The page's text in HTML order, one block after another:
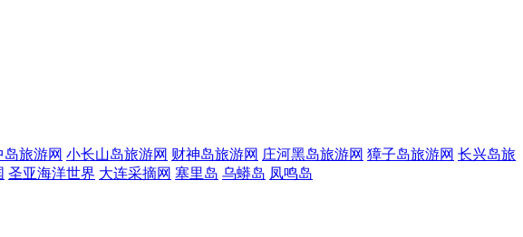
岛旅游网 小长山岛旅游网 财神岛旅游网 庄河黑岛旅游网 獐子岛旅游网 长兴岛旅
圣亚海洋世界 大连采摘网 塞里岛 乌蟒岛 凤鸣岛